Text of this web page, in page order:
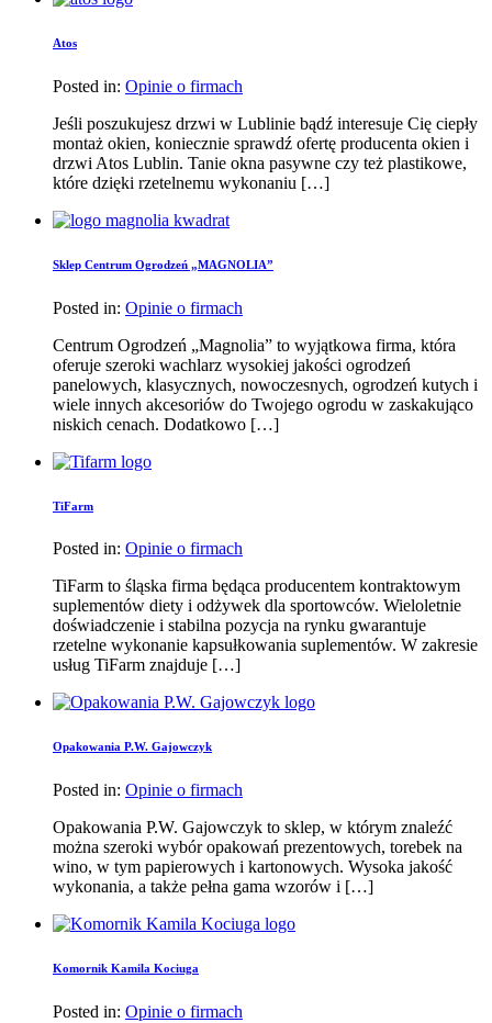
Atos
Posted in: Opinie o firmach
Jeśli poszukujesz drzwi w Lublinie bądź interesuje Cię ciepły
montaż okien, koniecznie sprawdź ofertę producenta okien i
drzwi Atos Lublin. Tanie okna pasywne czy też plastikowe,
które dzięki rzetelnemu wykonaniu […]
Sklep Centrum Ogrodzeń „MAGNOLIA”
Posted in: Opinie o firmach
Centrum Ogrodzeń „Magnolia” to wyjątkowa firma, która
oferuje szeroki wachlarz wysokiej jakości ogrodzeń
panelowych, klasycznych, nowoczesnych, ogrodzeń kutych i
wiele innych akcesoriów do Twojego ogrodu w zaskakująco
niskich cenach. Dodatkowo […]
TiFarm
Posted in: Opinie o firmach
TiFarm to śląska firma będąca producentem kontraktowym
suplementów diety i odżywek dla sportowców. Wieloletnie
doświadczenie i stabilna pozycja na rynku gwarantuje
rzetelne wykonanie kapsułkowania suplementów. W zakresie
usług TiFarm znajduje […]
Opakowania P.W. Gajowczyk
Posted in: Opinie o firmach
Opakowania P.W. Gajowczyk to sklep, w którym znaleźć
można szeroki wybór opakowań prezentowych, torebek na
wino, w tym papierowych i kartonowych. Wysoka jakość
wykonania, a także pełna gama wzorów i […]
Komornik Kamila Kociuga
Posted in: Opinie o firmach